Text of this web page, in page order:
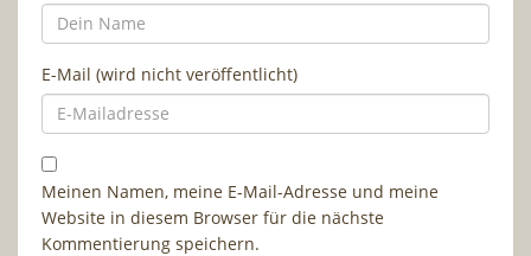
E-Mail (wird nicht veröffentlicht)
Meinen Namen, meine E-Mail-Adresse und meine
Website in diesem Browser für die nächste
Kommentierung speichern.